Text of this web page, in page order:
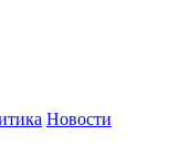
Новости